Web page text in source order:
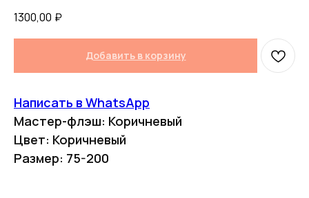
1300,00 ₽
Добавить в корзину
Написать в WhatsApp
Мастер-флэш: Коричневый
Цвет: Коричневый
Размер: 75-200
Оставьте заявку
и получите
бесплатный